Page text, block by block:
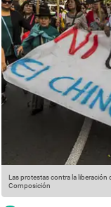
Las protestas contra la
Composición